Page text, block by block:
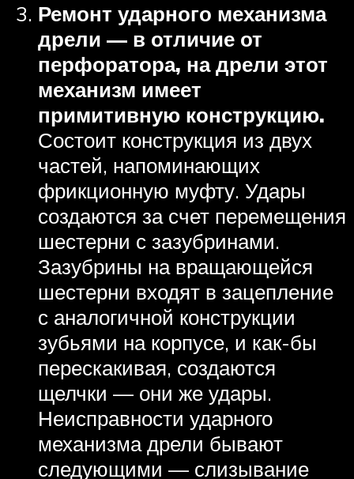
Ремонт ударного механизма
дрели — в отличие от
перфоратора, на дрели этот
механизм имеет
примитивную конструкцию.
Состоит конструкция из двух
частей, напоминающих
фрикционную муфту. Удары
создаются за счет перемещения
шестерни с зазубринами.
Зазубрины на вращающейся
шестерни входят в зацепление
с аналогичной конструкции
зубьями на корпусе, и как-бы
перескакивая, создаются
щелчки — они же удары.
Неисправности ударного
механизма дрели бывают
следующими — слизывание